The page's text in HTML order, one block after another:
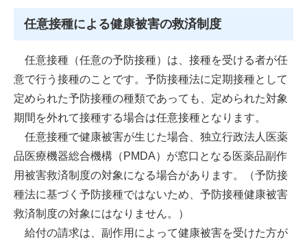
任意接種による健康被害の救済制度
任意接種（任意の予防接種）は、接種を受ける者が任
意で行う接種のことです。予防接種法に定期接種として
定められた予防接種の種類であっても、定められた対象
期間を外れて接種する場合は任意接種となります。
任意接種で健康被害が生じた場合、独立行政法人医薬
品医療機器総合機構（PMDA）が窓口となる医薬品副作
用被害救済制度の対象になる場合があります。（予防接
種法に基づく予防接種ではないため、予防接種健康被害
救済制度の対象にはなりません。）
給付の請求は、副作用によって健康被害を受けた方が